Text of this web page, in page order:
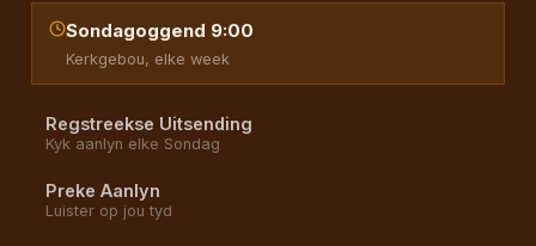
Sondagoggend 9:00
Kerkgebou, elke week
Regstreekse Uitsending
Kyk aanlyn elke Sondag
Preke Aanlyn
Luister op jou tyd